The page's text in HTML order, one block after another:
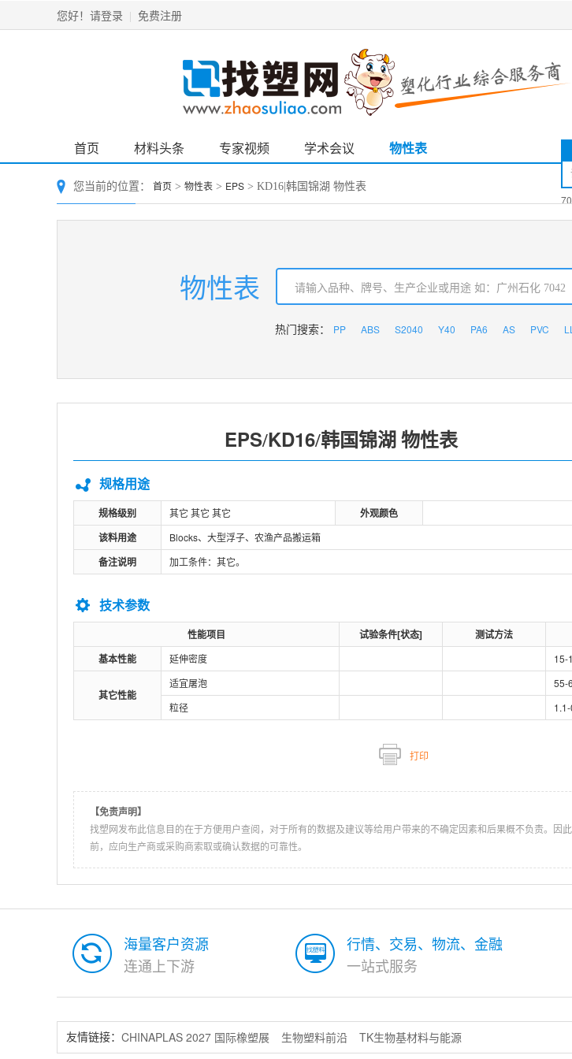
您好！ 请登录 免费注册
首页 材料头条 专家视频 学术会议 物性表
您当前的位置： 首页 > 物性表 > EPS > KD16|韩国锦湖 物性表
物性表
热门搜索： PP ABS S2040 Y40 PA6 AS PVC
EPS/KD16/韩国锦湖 物性表
规格用途
规格级别 其它 其它 其它
外观颜色
该料用途
Blocks、大型浮子、农渔产品搬运箱
备注说明 加工条件：其它。
技术参数
性能项目 试验条件[状态] 测试方法
基本性能
延伸密度 15-
其它性能
适宜屠泡
55-
粒径
打印
【免责声明】
找塑网发布此信息目的在于方便用户查阅，对于所有的数据及建议等给用户带来的不确定因素和后果概不负责。因
前，应向生产商或采购商索取或确认数据的可靠性。
海量客户资源
连通上下游
行情、交易、物流、金融
一站式服务
友情链接： CHINAPLAS 2027 国际橡塑展 生物塑料前沿 TK生物基材料与能源